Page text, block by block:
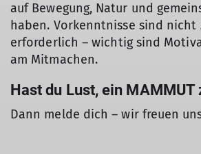
auf Bewegung, Natur und
haben. Vorkenntnisse sind nicht
erforderlich – wichtig sind
am Mitmachen.
Hast du Lust, ein MAMMUT
Dann melde dich – wir freuen uns